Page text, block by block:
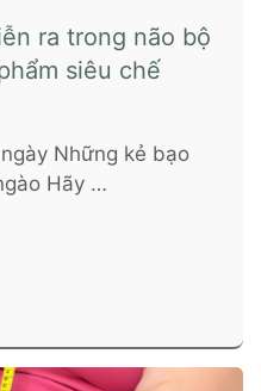
ra trong não bộ
siêu chế
Những kẻ bạo
Hãy …